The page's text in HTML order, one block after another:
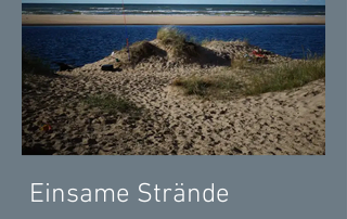
Einsame Strände